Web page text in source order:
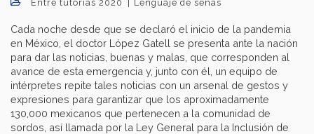
Entre tutorías 2020
Lenguaje de señas
Cada noche desde que se declaró el inicio de la pandemia
en México, el doctor López Gatell se presenta ante la nación
para dar las noticias, buenas y malas, que corresponden al
avance de esta emergencia y, junto con él, un equipo de
intérpretes repite tales noticias con un arsenal de gestos y
expresiones para garantizar que los aproximadamente
130,000 mexicanos que pertenecen a la comunidad de
sordos, así llamada por la Ley General para la Inclusión de